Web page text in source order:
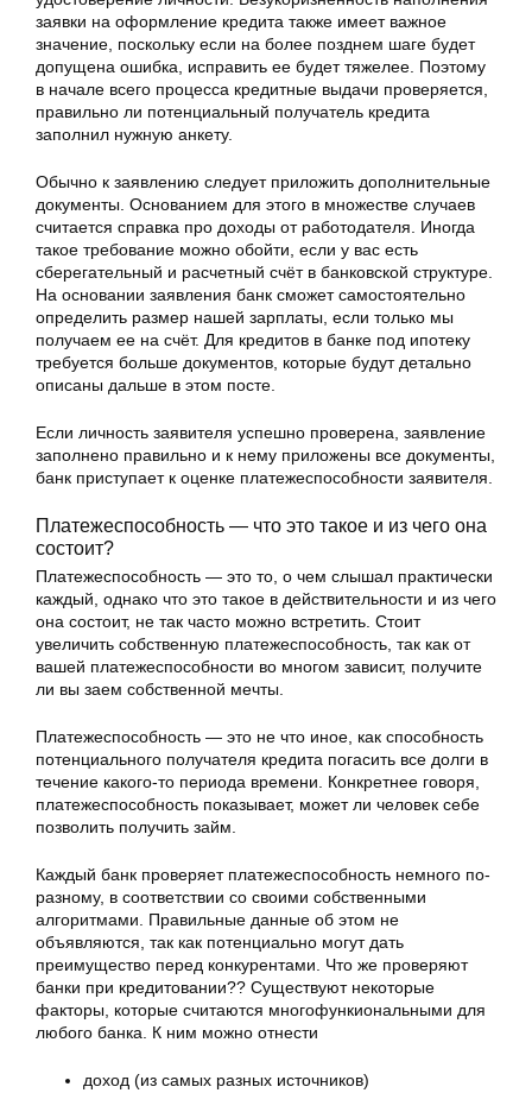
заявки на оформление кредита также имеет важное
значение, поскольку если на более позднем шаге будет
допущена ошибка, исправить ее будет тяжелее. Поэтому
в начале всего процесса кредитные выдачи проверяется,
правильно ли потенциальный получатель кредита
заполнил нужную анкету.
Обычно к заявлению следует приложить дополнительные
документы. Основанием для этого в множестве случаев
считается справка про доходы от работодателя. Иногда
такое требование можно обойти, если у вас есть
сберегательный и расчетный счёт в банковской структуре.
На основании заявления банк сможет самостоятельно
определить размер нашей зарплаты, если только мы
получаем ее на счёт. Для кредитов в банке под ипотеку
требуется больше документов, которые будут детально
описаны дальше в этом посте.
Если личность заявителя успешно проверена, заявление
заполнено правильно и к нему приложены все документы,
банк приступает к оценке платежеспособности заявителя.
Платежеспособность — что это такое и из чего она
состоит?
Платежеспособность — это то, о чем слышал практически
каждый, однако что это такое в действительности и из чего
она состоит, не так часто можно встретить. Стоит
увеличить собственную платежеспособность, так как от
вашей платежеспособности во многом зависит, получите
ли вы заем собственной мечты.
Платежеспособность — это не что иное, как способность
потенциального получателя кредита погасить все долги в
течение какого-то периода времени. Конкретнее говоря,
платежеспособность показывает, может ли человек себе
позволить получить займ.
Каждый банк проверяет платежеспособность немного по-
разному, в соответствии со своими собственными
алгоритмами. Правильные данные об этом не
объявляются, так как потенциально могут дать
преимущество перед конкурентами. Что же проверяют
банки при кредитовании?? Существуют некоторые
факторы, которые считаются многофункиональными для
любого банка. К ним можно отнести
доход (из самых разных источников)